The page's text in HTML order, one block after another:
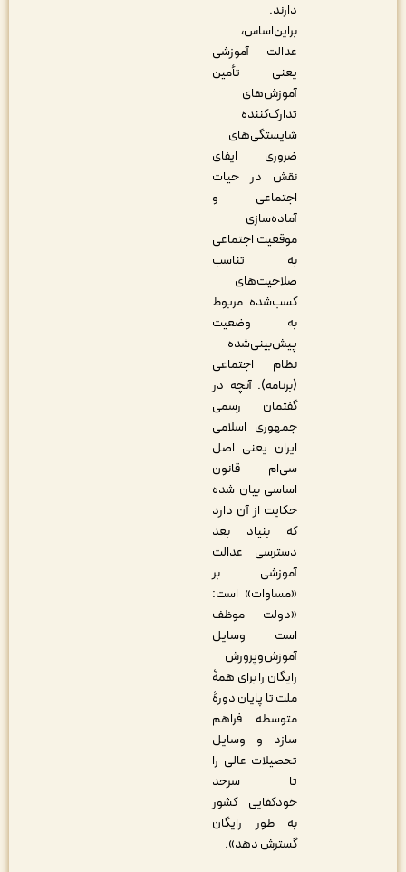
براین‌اساس،
عدالت آموزشی
یعنی تأمین
آموزش‌های
تدارک‌کننده
شایستگی‌های
ضروری ایفای
نقش در حیات
اجتماعی و
آماده‌سازی
موقعیت اجتماعی
به تناسب
صلاحیت‌های
کسب‌شده مربوط
به وضعیت
پیش‌بینی‌شده
نظام اجتماعی
(برنامه). آنچه در
گفتمان رسمی
جمهوری اسلامی
ایران یعنی اصل‏
سی‌ام قانون
اساسی بیان شده
حکایت از آن دارد
که بنیاد بعد
دسترسی عدالت
آموزشی بر
«مساوات» است:
«دولت‏ موظف‏
است‏ وسایل‏
آموزش‌وپرورش‏
رایگان‏ را برای‏ همۀ
ملت‏ تا پایان‏ دورۀ‏
متوسطه‏ فراهم‏
سازد و وسایل‏
تحصیلات‏ عالی‏ را
تا سرحد
خودکفایی‏ کشور
به‏ طور رایگان‏
گسترش‏ دهد».